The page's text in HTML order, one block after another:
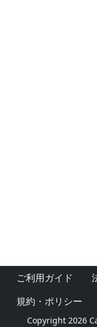
ご利用ガイド
規約・ポリシー
Copyright 2026